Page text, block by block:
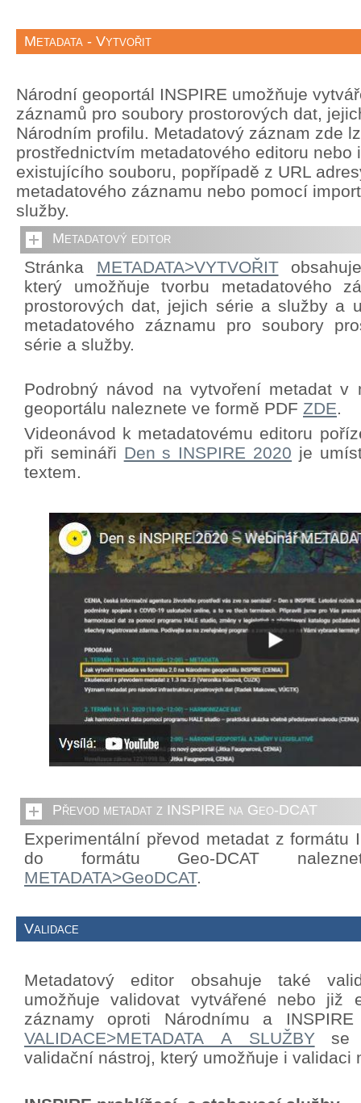
Metadata - Vytvořit
Národní geoportál INSPIRE umožňuje
záznamů pro soubory prostorových dat,
Národním profilu. Metadatový záznam zde
prostřednictvím metadatového editoru nebo
existujícího souboru, popřípadě z URL
metadatového záznamu nebo pomocí
služby.
Metadatový editor
Stránka METADATA>VYTVOŘIT
který umožňuje tvorbu metadatového
prostorových dat, jejich série a služby a
metadatového záznamu pro soubory
série a služby.
Podrobný návod na vytvoření metadat v
geoportálu naleznete ve formě PDF ZDE.
Videonávod k metadatovému editoru
při semináři Den s INSPIRE 2020 je
textem.
Převod metadat z INSPIRE na Geo-DCAT
Experimentální převod metadat z formátu
do formátu Geo-DCAT
METADATA>GeoDCAT.
Validace
Metadatový editor obsahuje také
umožňuje validovat vytvářené nebo již
záznamy oproti Národnímu a
VALIDACE>METADATA A SLUŽBYse
validační nástroj, který umožňuje i validaci